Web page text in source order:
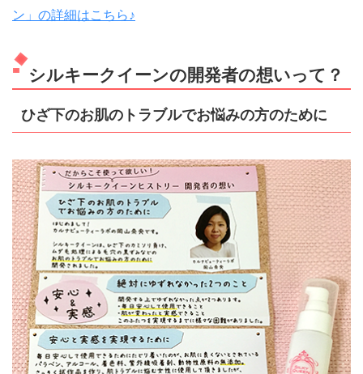
ン」の詳細はこちら♪
シルキークイーンの開発者の想いって？
ひざ下のお肌のトラブルでお悩みの方のために